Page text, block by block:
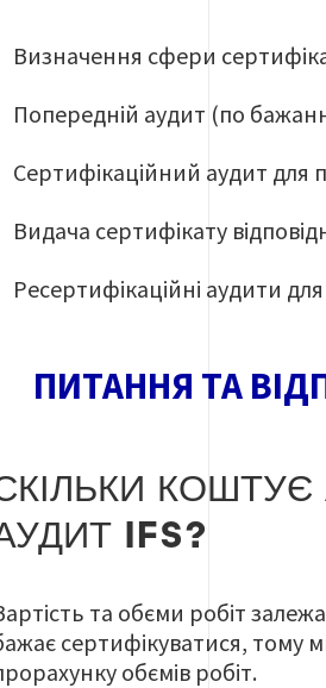
Визначення сфери
Попередній аудит (по
Сертифікаційний аудит для
Видача сертифікату
Ресертифікаційні аудити
ПИТАННЯ ТА
КОШТУЄ
IFS?
та обєми робіт
сертифікуватися, тому
обємів робіт.